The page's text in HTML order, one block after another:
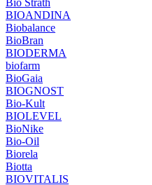
Bio Strath
BIOANDINA
Biobalance
BioBran
BIODERMA
biofarm
BioGaia
BIOGNOST
Bio-Kult
BIOLEVEL
BioNike
Bio-Oil
Biorela
Biotta
BIOVITALIS